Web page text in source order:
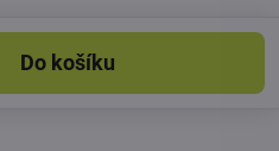
Do košíku